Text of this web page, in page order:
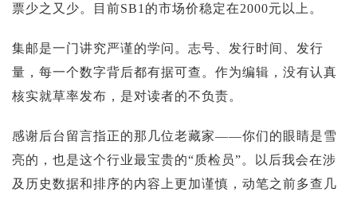
票少之又少。目前SB1的市场价稳定在2000元以上。
集邮是一门讲究严谨的学问。志号、发行时间、发行
量，每一个数字背后都有据可查。作为编辑，没有认真
核实就草率发布，是对读者的不负责。
感谢后台留言指正的那几位老藏家——你们的眼睛是雪
亮的，也是这个行业最宝贵的“质检员”。以后我会在涉
及历史数据和排序的内容上更加谨慎，动笔之前多查几